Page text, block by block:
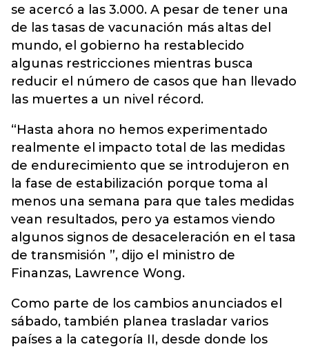
se acercó a las 3.000. A pesar de tener una
de las tasas de vacunación más altas del
mundo, el gobierno ha restablecido
algunas restricciones mientras busca
reducir el número de casos que han llevado
las muertes a un nivel récord.
“Hasta ahora no hemos experimentado
realmente el impacto total de las medidas
de endurecimiento que se introdujeron en
la fase de estabilización porque toma al
menos una semana para que tales medidas
vean resultados, pero ya estamos viendo
algunos signos de desaceleración en el tasa
de transmisión ”, dijo el ministro de
Finanzas, Lawrence Wong.
Como parte de los cambios anunciados el
sábado, también planea trasladar varios
países a la categoría II, desde donde los